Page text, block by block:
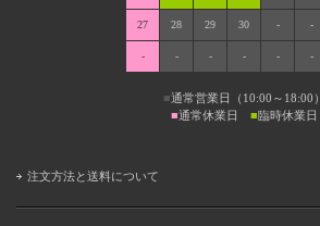
27 28 29 30 - -
- - - - - -
■通常営業日（10:00～18:00）
■通常休業日 ■臨時休業日
注文方法と送料について